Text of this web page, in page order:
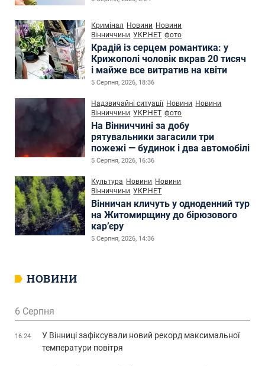
Кримінал Новини Новини
Вінниччини УКР.НЕТ фото
Крадій із серцем романтика: у
Крижополі чоловік вкрав 20 тисяч
і майже все витратив на квіти
5 Серпня, 2026, 18:36
Надзвичайні ситуації Новини Новини
Вінниччини УКР.НЕТ фото
На Вінниччині за добу
рятувальники загасили три
пожежі — будинок і два автомобілі
5 Серпня, 2026, 16:36
Культура Новини Новини
Вінниччини УКР.НЕТ
Вінничан кличуть у одноденний тур
на Житомирщину до бірюзового
кар’єру
5 Серпня, 2026, 14:36
НОВИНИ
6 Серпня
16:24
У Вінниці зафіксували новий рекорд максимальної
температури повітря